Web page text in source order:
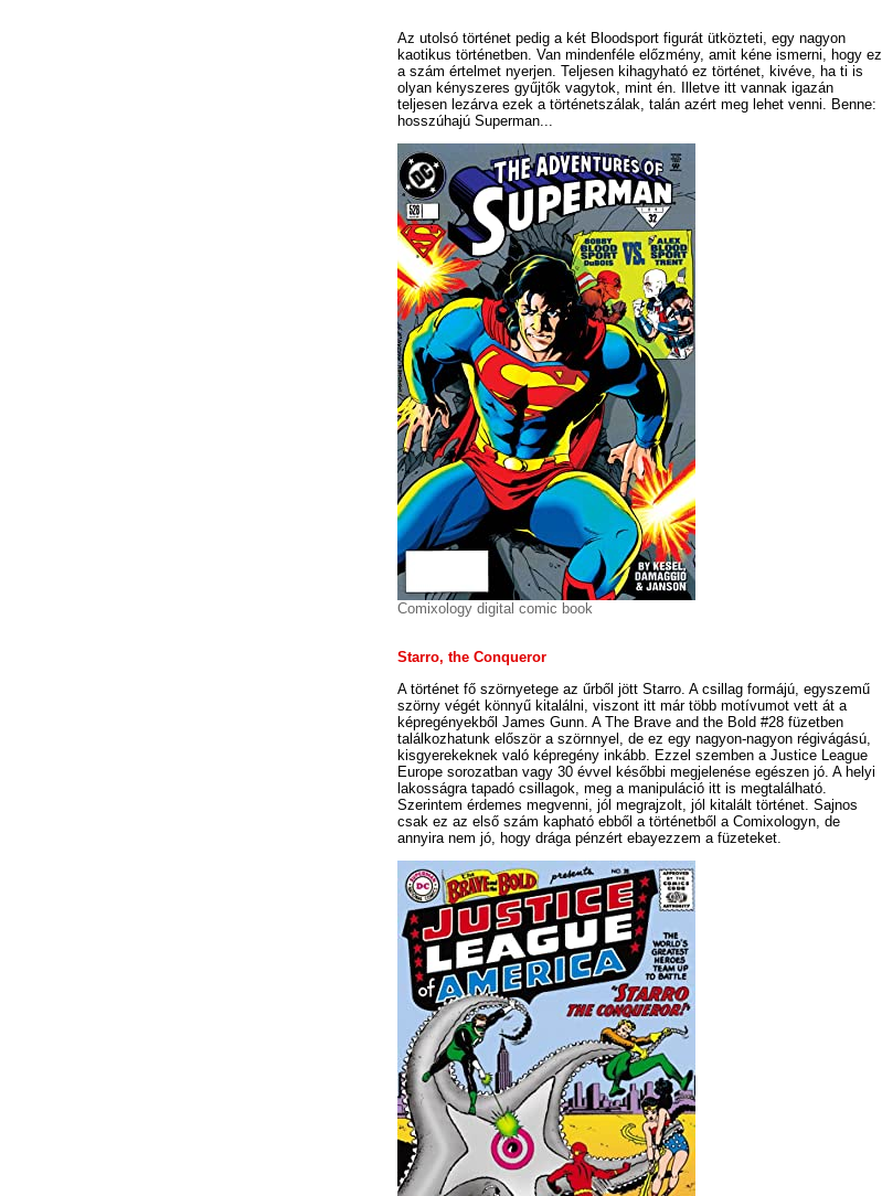
Az utolsó történet pedig a két Bloodsport figurát ütközteti, egy nagyon
kaotikus történetben. Van mindenféle előzmény, amit kéne ismerni, hogy ez
a szám értelmet nyerjen. Teljesen kihagyható ez történet, kivéve, ha ti is
olyan kényszeres gyűjtők vagytok, mint én. Illetve itt vannak igazán
teljesen lezárva ezek a történetszálak, talán azért meg lehet venni. Benne:
hosszúhajú Superman...
Comixology digital comic book
Starro, the Conqueror
A történet fő szörnyetege az űrből jött Starro. A csillag formájú, egyszemű
szörny végét könnyű kitalálni, viszont itt már több motívumot vett át a
képregényekből James Gunn. A The Brave and the Bold #28 füzetben
találkozhatunk először a szörnnyel, de ez egy nagyon-nagyon régivágású,
kisgyerekeknek való képregény inkább. Ezzel szemben a Justice League
Europe sorozatban vagy 30 évvel későbbi megjelenése egészen jó. A helyi
lakosságra tapadó csillagok, meg a manipuláció itt is megtalálható.
Szerintem érdemes megvenni, jól megrajzolt, jól kitalált történet. Sajnos
csak ez az első szám kapható ebből a történetből a Comixologyn, de
annyira nem jó, hogy drága pénzért ebayezzem a füzeteket.